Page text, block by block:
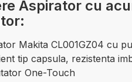
Aspirator cu
Makita CL001GZ04 cu
tip capsula, rezistenta
One-Touch